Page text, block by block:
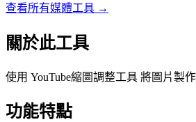
查看所有媒體工具 →
關於此工具
使用 YouTube縮圖調整工具 將圖片製
功能特點